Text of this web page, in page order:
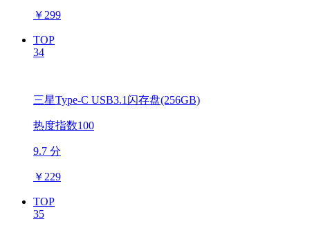
￥ 299
TOP
34
三星Type-C USB3.1闪存盘(256GB)
热度指数100
9.7 分
￥ 229
TOP
35